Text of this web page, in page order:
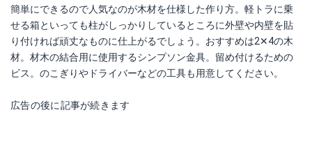
簡単にできるので人気なのが木材を仕様した作り方。軽トラに乗
せる箱といっても柱がしっかりしているところに外壁や内壁を貼
り付ければ頑丈なものに仕上がるでしょう。おすすめは2✕4の木
材。材木の結合用に使用するシンプソン金具。留め付けるための
ビス。のこぎりやドライバーなどの工具も用意してください。
広告の後に記事が続きます